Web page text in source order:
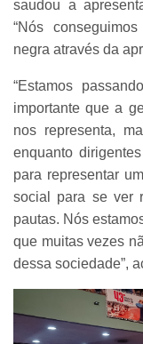
saudou a
“Nós
negra através da
“Estamos
importante que a
nos representa,
enquanto
para representar
social para se ver
pautas. Nós
que muitas vezes
dessa sociedade”,